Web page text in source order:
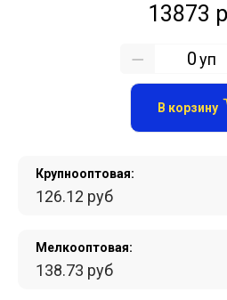
Крупнооптовая:
126.12 руб
Мелкооптовая:
138.73 руб
13873
уп
В корзину